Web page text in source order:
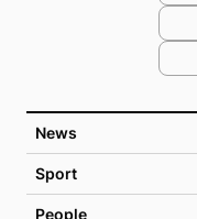
News
Sport
People